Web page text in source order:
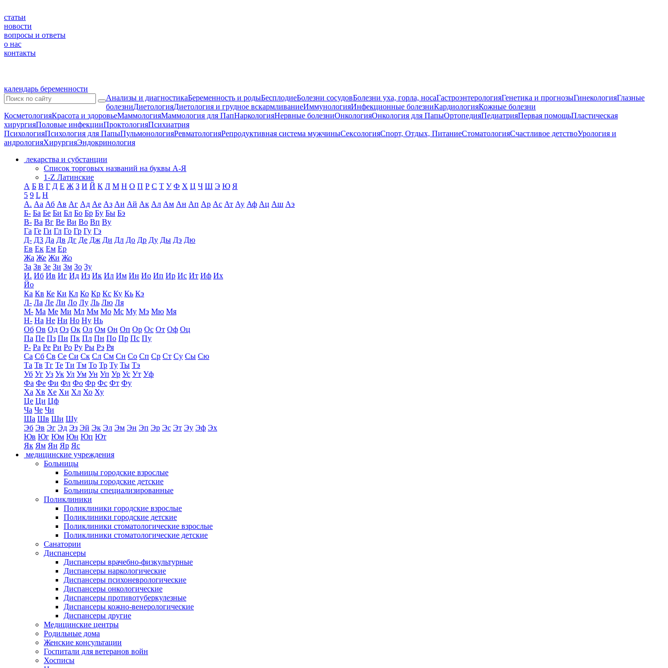
статьи
новости
вопросы и ответы
о нас
контакты
календарь беременности
Анализы и диагностикаБеременность и родыБесплодиеБолезни сосудовБолезни уха, горла, носаГастроэнтерологияГенетика и прогнозыГинекологияГлазные
болезниДиетологияДиетология и грудное вскармливаниеИммунологияИнфекционные болезниКардиологияКожные болезни
КосметологияКрасота и здоровьеМаммологияМаммология для ПапНаркологияНервные болезниОнкологияОнкология для ПапыОртопедияПедиатрияПервая помощьПластическая
хирургияПоловые инфекцииПроктологияПсихиатрия
ПсихологияПсихология для ПапыПульмонологияРевматологияРепродуктивная система мужчиныСексологияСпорт, Отдых, ПитаниеСтоматологияСчастливое детствоУрология и
андрологияХирургияЭндокринология
лекарства и субстанции
Список торговых названий на буквы А-Я
1-Z Латинские
А Б В Г Д Е Ж З И Й К Л М Н О П Р С Т У Ф Х Ц Ч Ш Э Ю Я
5 9 L H
А. Аа Аб Ав Аг Ад Ае Аз Аи Ай Ак Ал Ам Ан Ап Ар Ас Ат Ау Аф Ац Аш Аэ
Б- Ба Бе Би Бл Бо Бр Бу Бы Бэ
В- Ва Вг Ве Ви Во Вп Ву
Га Ге Ги Гл Го Гр Гу Гэ
Д- Д3 Да Дв Дг Де Дж Ди Дл До Др Ду Ды Дэ Дю
Ев Ек Ем Ер
Жа Же Жи Жо
За Зв Зе Зи Зм Зо Зу
И. Иб Ив Иг Ид Из Ик Ил Им Ин Ио Ип Ир Ис Ит Иф Их
Йо
Ка Кв Ке Ки Кл Ко Кр Кс Ку Кь Кэ
Л- Ла Ле Ли Ло Лу Ль Лю Ля
М- Ма Ме Ми Мл Мм Мо Мс Му Мэ Мю Мя
Н- На Не Ни Но Ну Нь
Об Ов Од Оз Ок Ол Ом Он Оп Ор Ос От Оф Оц
Па Пе Пз Пи Пк Пл Пн По Пр Пс Пу
Р- Ра Ре Ри Ро Ру Ры Рэ Ря
Са Сб Св Се Си Ск Сл См Сн Со Сп Ср Ст Су Сы Сю
Та Тв Тг Те Ти Тм То Тр Ту Ты Тэ
Уб Уг Уз Ук Ул Ум Ун Уп Ур Ус Ут Уф
Фа Фе Фи Фл Фо Фр Фс Фт Фу
Ха Хв Хе Хи Хл Хо Ху
Це Ци Цф
Ча Че Чи
Ша Шв Ши Шу
Эб Эв Эг Эд Эз Эй Эк Эл Эм Эн Эп Эр Эс Эт Эу Эф Эх
Юв Юг Юм Юн Юп Ют
Як Ям Ян Яр Яс
медицинские учреждения
Больницы
Больницы городские взрослые
Больницы городские детские
Больницы специализированные
Поликлиники
Поликлиники городские взрослые
Поликлиники городские детские
Поликлиники стоматологические взрослые
Поликлиники стоматологические детские
Санатории
Диспансеры
Диспансеры врачебно-физкультурные
Диспансеры наркологические
Диспансеры психоневрологические
Диспансеры онкологические
Диспансеры противотуберкулезные
Диспансеры кожно-венерологические
Диспансеры другие
Медицинские центры
Родильные дома
Женские консультации
Госпитали для ветеранов войн
Хосписы